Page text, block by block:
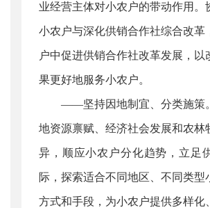
业经营主体对小农户的带动作用。
小农户与深化供销合作社综合改革
户中促进供销合作社改革发展，以
果更好地服务小农户。
——坚持因地制宜、分类施策
地资源禀赋、经济社会发展和农林
异，顺应小农户分化趋势，立足
际，探索适合不同地区、不同类型
方式和手段，为小农户提供多样化